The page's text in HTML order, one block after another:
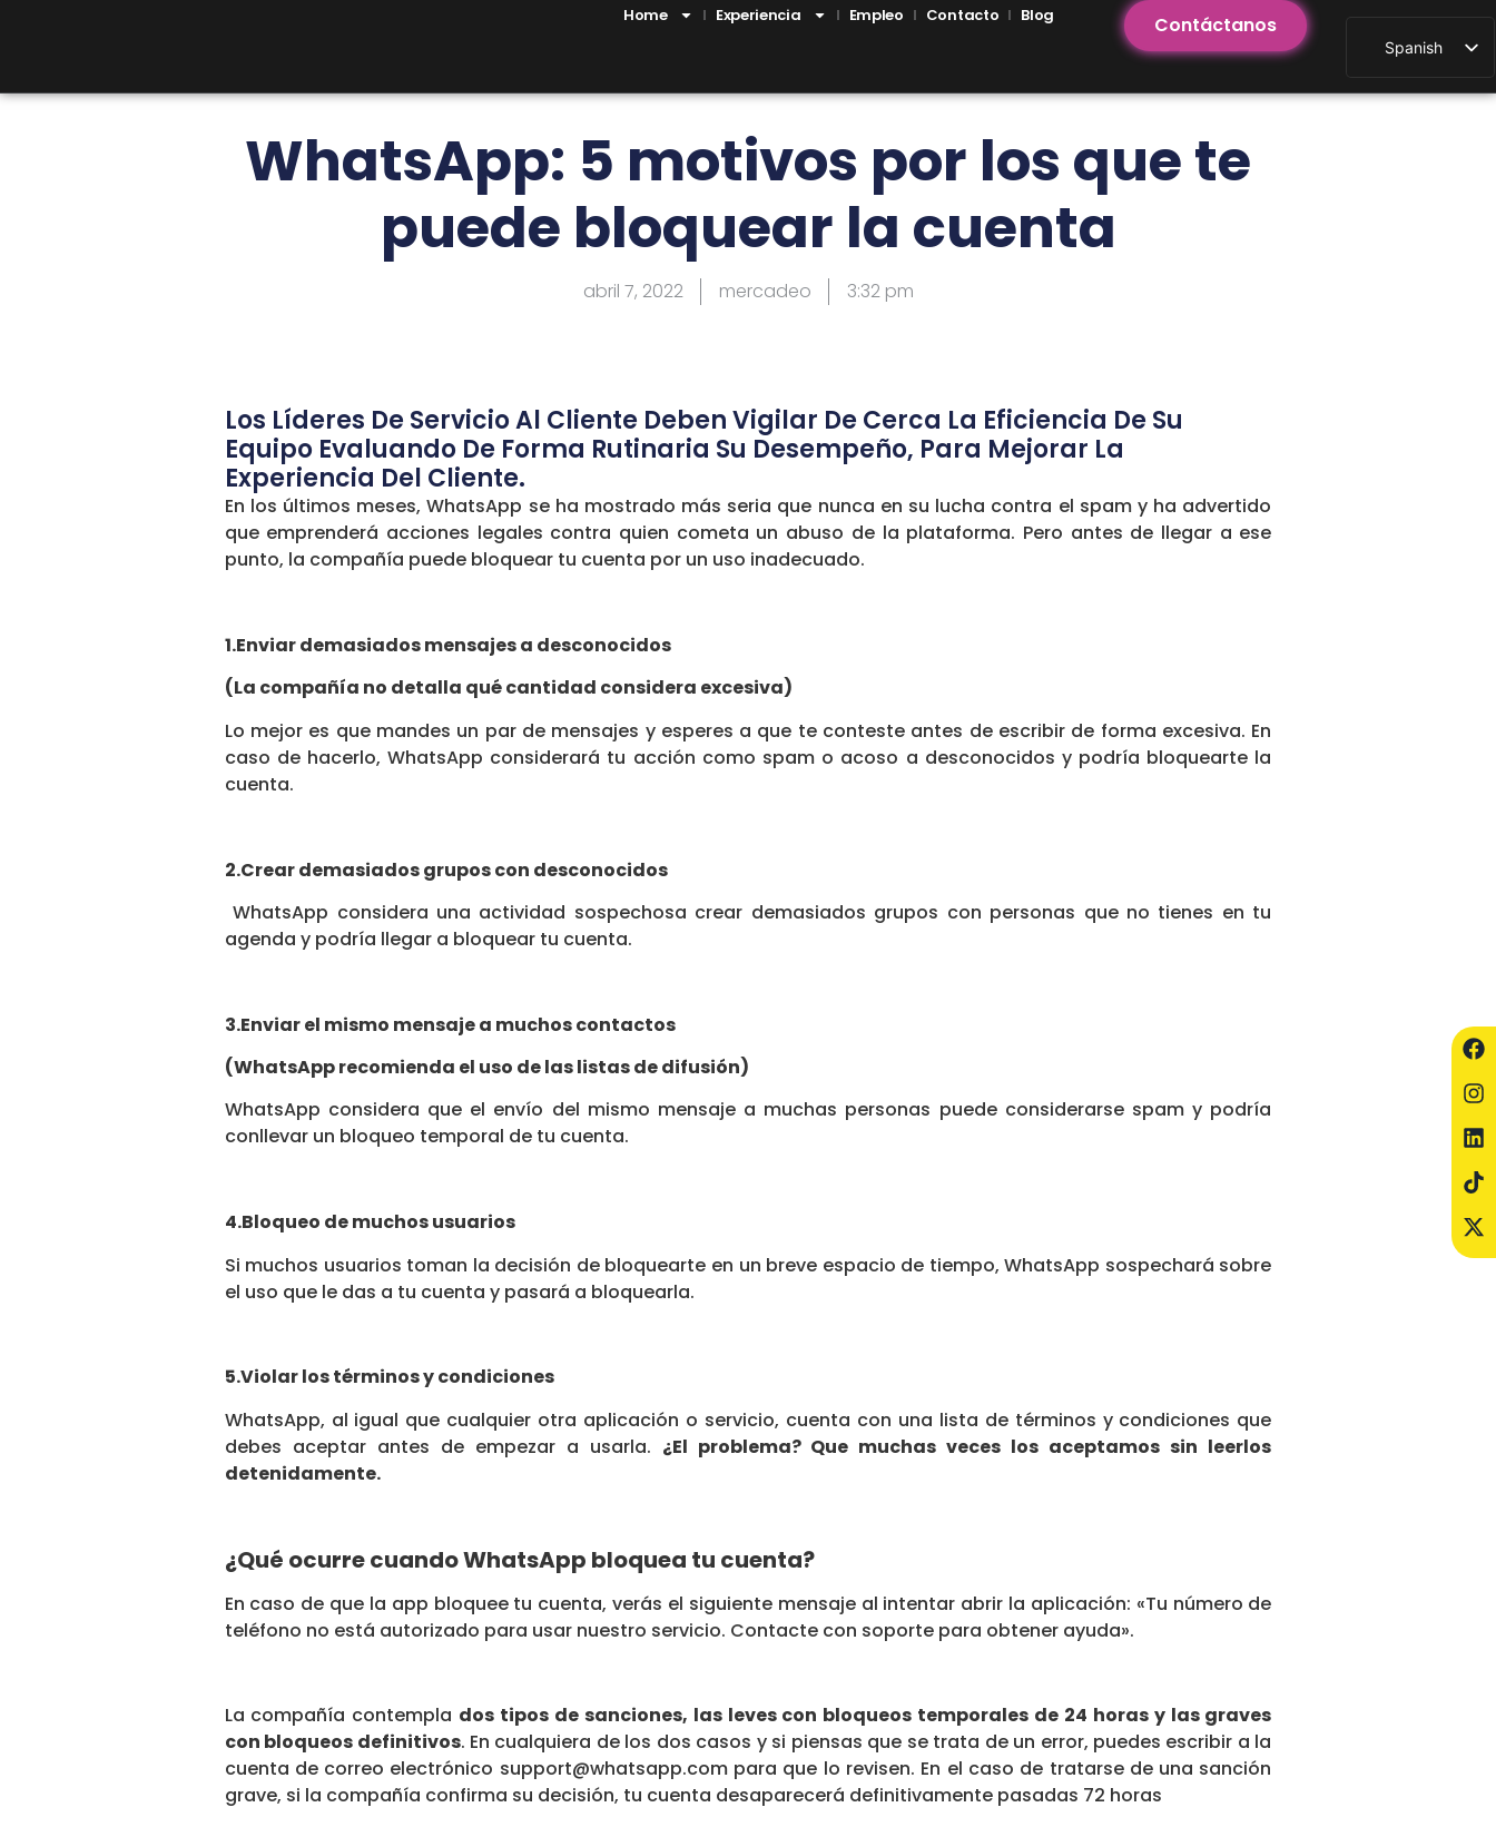
Contáctanos
Spanish
Home Experiencia Empleo Contacto Blog
WhatsApp: 5 motivos por los que te
puede bloquear la cuenta
abril 7, 2022 mercadeo 3:32 pm
Los Líderes De Servicio Al Cliente Deben Vigilar De Cerca La Eficiencia De Su
Equipo Evaluando De Forma Rutinaria Su Desempeño, Para Mejorar La
Experiencia Del Cliente.
En los últimos meses, WhatsApp se ha mostrado más seria que nunca en su lucha contra el spam y ha advertido
que emprenderá acciones legales contra quien cometa un abuso de la plataforma. Pero antes de llegar a ese
punto, la compañía puede bloquear tu cuenta por un uso inadecuado.
1.Enviar demasiados mensajes a desconocidos
(La compañía no detalla qué cantidad considera excesiva)
Lo mejor es que mandes un par de mensajes y esperes a que te conteste antes de escribir de forma excesiva. En
caso de hacerlo, WhatsApp considerará tu acción como spam o acoso a desconocidos y podría bloquearte la
cuenta.
2.Crear demasiados grupos con desconocidos
WhatsApp considera una actividad sospechosa crear demasiados grupos con personas que no tienes en tu
agenda y podría llegar a bloquear tu cuenta.
3.Enviar el mismo mensaje a muchos contactos
(WhatsApp recomienda el uso de las listas de difusión)
WhatsApp considera que el envío del mismo mensaje a muchas personas puede considerarse spam y podría
conllevar un bloqueo temporal de tu cuenta.
4.Bloqueo de muchos usuarios
Si muchos usuarios toman la decisión de bloquearte en un breve espacio de tiempo, WhatsApp sospechará sobre
el uso que le das a tu cuenta y pasará a bloquearla.
5.Violar los términos y condiciones
WhatsApp, al igual que cualquier otra aplicación o servicio, cuenta con una lista de términos y condiciones que
debes aceptar antes de empezar a usarla. ¿El problema? Que muchas veces los aceptamos sin leerlos
detenidamente.
¿Qué ocurre cuando WhatsApp bloquea tu cuenta?
En caso de que la app bloquee tu cuenta, verás el siguiente mensaje al intentar abrir la aplicación: «Tu número de
teléfono no está autorizado para usar nuestro servicio. Contacte con soporte para obtener ayuda».
La compañía contempla dos tipos de sanciones, las leves con bloqueos temporales de 24 horas y las graves
con bloqueos definitivos. En cualquiera de los dos casos y si piensas que se trata de un error, puedes escribir a la
cuenta de correo electrónico support@whatsapp.com para que lo revisen. En el caso de tratarse de una sanción
grave, si la compañía confirma su decisión, tu cuenta desaparecerá definitivamente pasadas 72 horas